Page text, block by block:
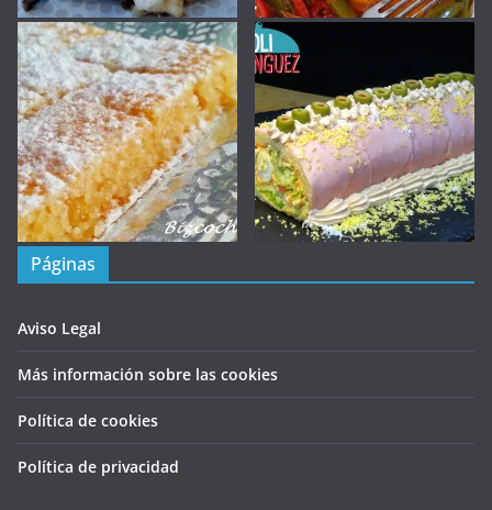
Páginas
Aviso Legal
Más información sobre las cookies
Política de cookies
Política de privacidad